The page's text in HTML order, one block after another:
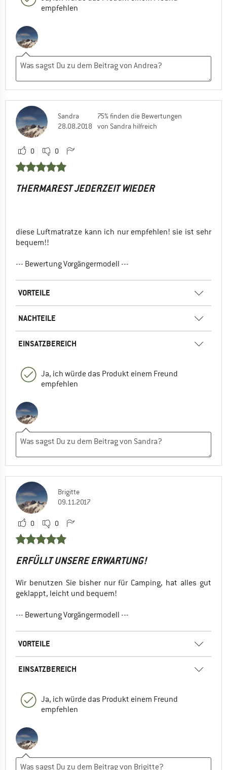
empfehlen
Sandra
28.08.2018
75% finden die Bewertungen
von Sandra hilfreich
0 0
THERMAREST JEDERZEIT WIEDER
diese Luftmatratze kann ich nur empfehlen! sie ist sehr
bequem!!
--- Bewertung Vorgängermodell ---
VORTEILE
NACHTEILE
EINSATZBEREICH
Ja, ich würde das Produkt einem Freund
empfehlen
Brigitte
09.11.2017
0 0
ERFÜLLT UNSERE ERWARTUNG!
Wir benutzen Sie bisher nur für Camping, hat alles gut
geklappt, leicht und bequem!
--- Bewertung Vorgängermodell ---
VORTEILE
EINSATZBEREICH
Ja, ich würde das Produkt einem Freund
empfehlen